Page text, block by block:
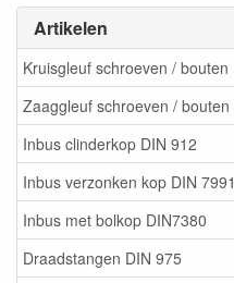
Artikelen
Kruisgleuf schroeven / bouten
Zaaggleuf schroeven / bouten
Inbus clinderkop DIN 912
Inbus verzonken kop DIN 7991
Inbus met bolkop DIN7380
Draadstangen DIN 975